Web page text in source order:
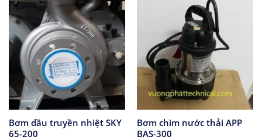
Bơm dầu truyền nhiệt SKY
65-200
Bơm chìm nước thải APP
BAS-300